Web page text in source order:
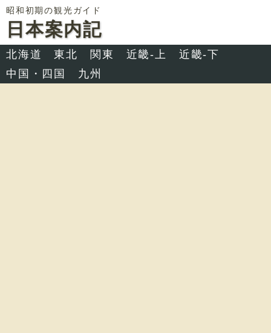
昭和初期の観光ガイド
日本案内記
北海道 東北 関東 近畿-上
近畿-下
中国・四国
九州